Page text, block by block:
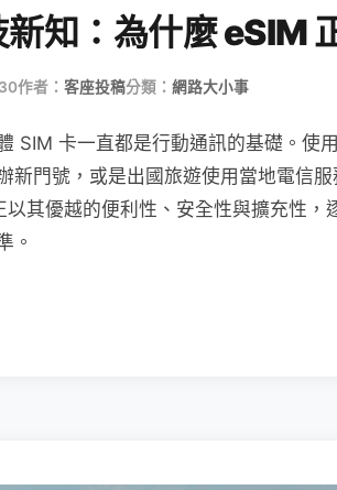
知：為什麼 eSIM
作者： 客座投稿分類： 網路大小事
SIM 卡一直都是行動通訊的基礎。使
新門號，或是出國旅遊使用當地電信
以其優越的便利性、安全性與擴充性
。